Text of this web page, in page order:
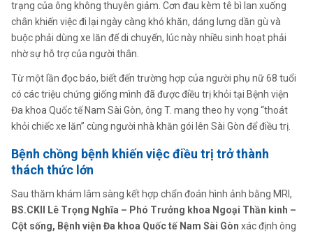
trạng của ông không thuyên giảm. Cơn đau kèm tê bì lan xuống
chân khiến việc đi lại ngày càng khó khăn, dáng lưng dần gù và
buộc phải dùng xe lăn để di chuyển, lúc này nhiều sinh hoạt phải
nhờ sự hỗ trợ của người thân.
Từ một lần đọc báo, biết đến trường hợp của người phụ nữ 68 tuổi
có các triệu chứng giống mình đã được điều trị khỏi tại Bệnh viện
Đa khoa Quốc tế Nam Sài Gòn, ông T. mang theo hy vọng “thoát
khỏi chiếc xe lăn” cùng người nhà khăn gói lên Sài Gòn để điều trị.
Bệnh chồng bệnh khiến việc điều trị trở thành
thách thức lớn
Sau thăm khám lâm sàng kết hợp chẩn đoán hình ảnh bằng MRI,
BS.CKII Lê Trọng Nghĩa – Phó Trưởng khoa Ngoại Thần kinh –
Cột sống, Bệnh viện Đa khoa Quốc tế Nam Sài Gòn xác định ông